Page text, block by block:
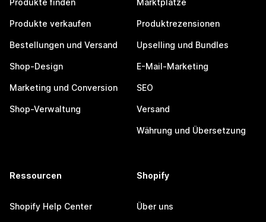
Produkte finden
Produkte verkaufen
Bestellungen und Versand
Shop-Design
Marketing und Conversion
Shop-Verwaltung
Marktplätze
Produktrezensionen
Upselling und Bundles
E-Mail-Marketing
SEO
Versand
Währung und Übersetzung
Ressourcen
Shopify Help Center
Shopify
Über uns